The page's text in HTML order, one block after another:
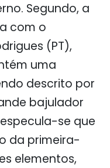
Segundo, a
com o
(PT),
uma
descrito por
bajulador
se que
da primeira-
elementos,